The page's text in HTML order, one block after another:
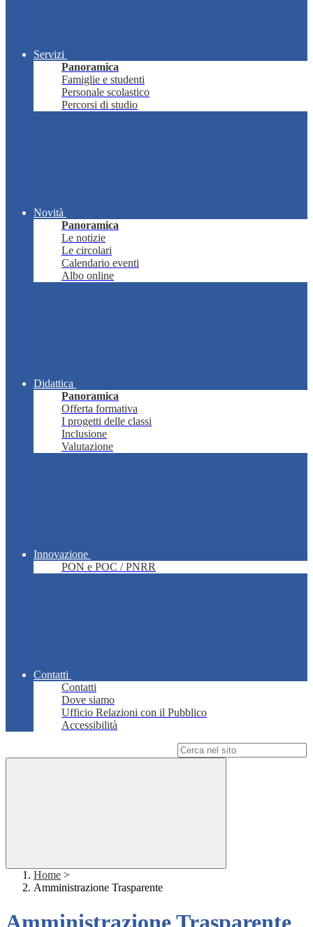
Servizi
Panoramica
Famiglie e studenti
Personale scolastico
Percorsi di studio
Novità
Panoramica
Le notizie
Le circolari
Calendario eventi
Albo online
Didattica
Panoramica
Offerta formativa
I progetti delle classi
Inclusione
Valutazione
Innovazione
PON e POC / PNRR
Contatti
Contatti
Dove siamo
Ufficio Relazioni con il Pubblico
Accessibilità
Home >
Amministrazione Trasparente
Amministrazione Trasparente